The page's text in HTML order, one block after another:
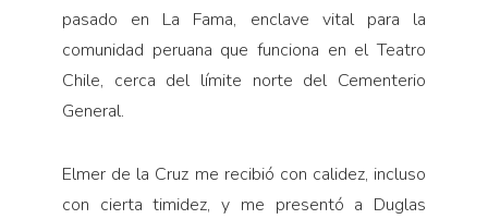
pasado en La Fama, enclave vital para la
comunidad peruana que funciona en el Teatro
Chile, cerca del límite norte del Cementerio
General.
Elmer de la Cruz me recibió con calidez, incluso
con cierta timidez, y me presentó a Duglas